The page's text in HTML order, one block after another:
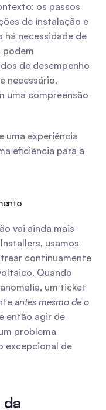
os passos
de instalação e
necessidade de
podem
de desempenho
necessário,
uma compreensão
uma experiência
eficiência para a
vai ainda mais
usamos
continuamente
Quando
um ticket
antes mesmo de o
então agir de
problema
excepcional de
da